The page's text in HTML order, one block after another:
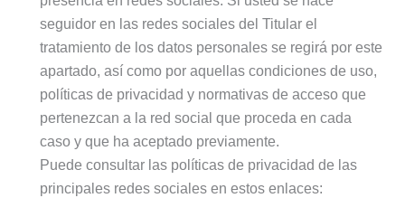
seguidor en las redes sociales del Titular el
tratamiento de los datos personales se regirá por este
apartado, así como por aquellas condiciones de uso,
políticas de privacidad y normativas de acceso que
pertenezcan a la red social que proceda en cada
caso y que ha aceptado previamente.
Puede consultar las políticas de privacidad de las
principales redes sociales en estos enlaces: